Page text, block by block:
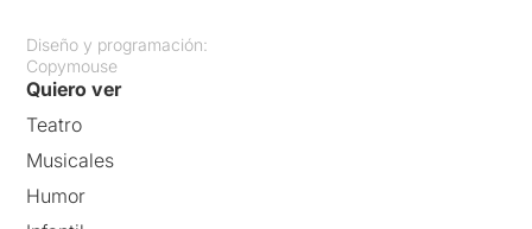
Diseño y programación:
Copymouse
Quiero ver
Teatro
Musicales
Humor